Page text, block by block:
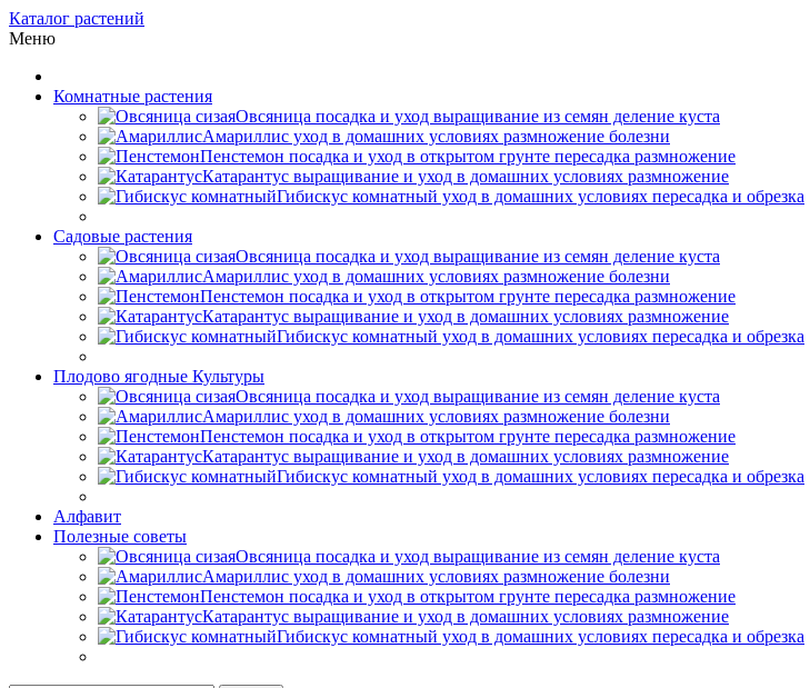
Каталог растений
Меню
Комнатные растения
Овсяница посадка и уход выращивание из семян деление куста
Амариллис уход в домашних условиях размножение болезни
Пенстемон посадка и уход в открытом грунте пересадка размножение
Катарантус выращивание и уход в домашних условиях размножение
Гибискус комнатный уход в домашних условиях пересадка и обрезка
Садовые растения
Овсяница посадка и уход выращивание из семян деление куста
Амариллис уход в домашних условиях размножение болезни
Пенстемон посадка и уход в открытом грунте пересадка размножение
Катарантус выращивание и уход в домашних условиях размножение
Гибискус комнатный уход в домашних условиях пересадка и обрезка
Плодово ягодные Культуры
Овсяница посадка и уход выращивание из семян деление куста
Амариллис уход в домашних условиях размножение болезни
Пенстемон посадка и уход в открытом грунте пересадка размножение
Катарантус выращивание и уход в домашних условиях размножение
Гибискус комнатный уход в домашних условиях пересадка и обрезка
Алфавит
Полезные советы
Овсяница посадка и уход выращивание из семян деление куста
Амариллис уход в домашних условиях размножение болезни
Пенстемон посадка и уход в открытом грунте пересадка размножение
Катарантус выращивание и уход в домашних условиях размножение
Гибискус комнатный уход в домашних условиях пересадка и обрезка